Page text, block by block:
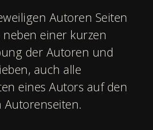
Autoren Seiten
einer kurzen
der Autoren und
auch alle
eines Autors auf den
Autorenseiten.